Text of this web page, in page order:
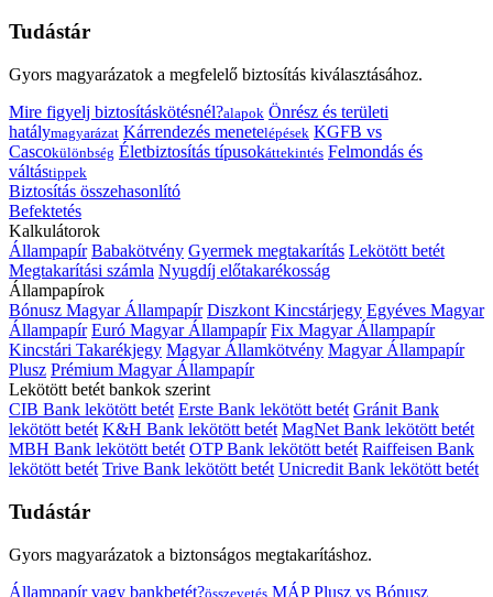
Tudástár
Gyors magyarázatok a megfelelő biztosítás kiválasztásához.
Mire figyelj biztosításkötésnél?alapok Önrész és területi
hatálymagyarázat Kárrendezés menetelépések KGFB vs
Cascokülönbség Életbiztosítás típusokáttekintés Felmondás és
váltástippek
Biztosítás összehasonlító
Befektetés
Kalkulátorok
Állampapír Babakötvény Gyermek megtakarítás Lekötött betét
Megtakarítási számla Nyugdíj előtakarékosság
Állampapírok
Bónusz Magyar Állampapír Diszkont Kincstárjegy Egyéves Magyar
Állampapír Euró Magyar Állampapír Fix Magyar Állampapír
Kincstári Takarékjegy Magyar Államkötvény Magyar Állampapír
Plusz Prémium Magyar Állampapír
Lekötött betét bankok szerint
CIB Bank lekötött betét Erste Bank lekötött betét Gránit Bank
lekötött betét K&H Bank lekötött betét MagNet Bank lekötött betét
MBH Bank lekötött betét OTP Bank lekötött betét Raiffeisen Bank
lekötött betét Trive Bank lekötött betét Unicredit Bank lekötött betét
Tudástár
Gyors magyarázatok a biztonságos megtakarításhoz.
Állampapír vagy bankbetét?összevetés MÁP Plusz vs Bónusz